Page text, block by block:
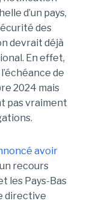
d’un pays,
des
devrait déjà
En effet,
de
2024 mais
pas vraiment
avoir
recours
les Pays-Bas
directive